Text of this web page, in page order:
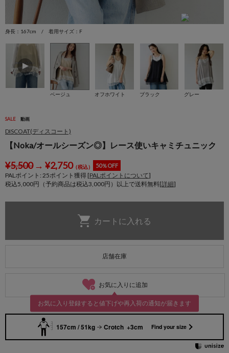
身長：167cm / 着用サイズ：F
ベージュ オフホワイト ブラック グレー
SALE 動画
DISCOAT(ディスコート)
【Noka/オールシーズン◎】レース使いキャミチュニック
¥5,500→ ¥2,750（税込） 50％OFF
PALポイント: 25ポイント獲得 [PALポイントについて]
税込5,000円（予約商品は税込3,000円）以上で送料無料[詳細]
店舗在庫
お気に入りに追加
お気に入り登録すると値下げや再入荷の通知が届きます
157cm / 51kg Crotch +3cm Find your size